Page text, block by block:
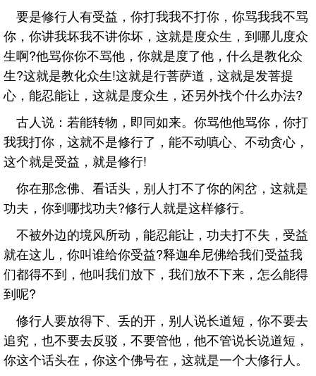
要是修行人有受益，你打我我不打你，你骂我我不骂
你，你讲我坏我不讲你坏，这就是度众生，到哪儿度众
生啊?他骂你你不骂他，你就是度了他，什么是教化众
生?这就是教化众生!这就是行菩萨道，这就是发菩提
心，能忍能让，这就是度众生，还另外找个什么办法?
古人说：若能转物，即同如来。你骂他他骂你，你打
我我打你，这就不是修行了，能不动嗔心、不动贪心，
这个就是受益，就是修行!
你在那念佛、看话头，别人打不了你的闲岔，这就是
功夫，你到哪找功夫?修行人就是这样修行。
不被外边的境风所动，能忍能让，功夫打不失，受益
就在这儿，你叫谁给你受益?释迦牟尼佛给我们受益我
们都得不到，他叫我们放下，我们放不下来，怎么能得
到呢?
修行人要放得下、丢的开，别人说长道短，你不要去
追究，也不要去反驳，不要管他，他不管说长说道短，
你这个话头在，你这个佛号在，这就是一个大修行人。